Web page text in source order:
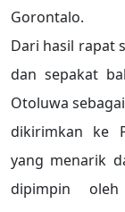
Gorontalo.
Dari hasil rapat
dan sepakat
Otoluwa
dikirimkan ke
yang menarik
dipimpin